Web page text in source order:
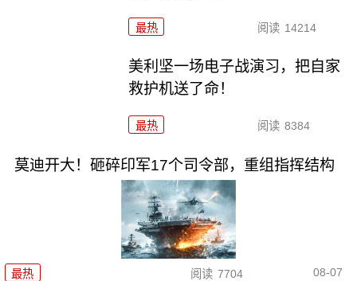
最热 阅读 14214
美利坚一场电子战演习，把自家
救护机送了命！
最热 阅读 8384
莫迪开大！砸碎印军17个司令部，重组指挥结构
最热 阅读 7704 08-07